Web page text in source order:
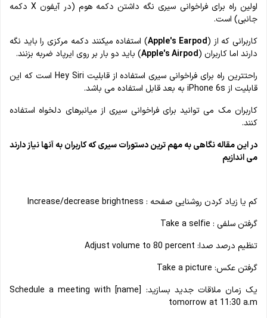
اولین راه برای فراخوانی سیری نگه داشتن دکمه هوم (در آیفون X دکمه
جانبی) است.
کاربرانی که از (Apple's Earpod) استفاده میکنند دکمه مرکزی را باید نگه
دارند اما کاربران (Apple's Airpod) باید دو بار بر روی ایرپاد ضربه بزنند.
راحتترین راه برای فراخوانی سیری استفاده از قابلیت Hey Siri است که این
قابلیت از iPhone 6s به بعد قابل استفاده می باشد.
کاربران مک می توانید برای فراخوانی سیری از میانبرهای دلخواه استفاده
کنند.
در این مقاله نگاهی به مهم ترین دستورات سیری که کاربران به آنها نیاز دارند
می اندازیم
کم یا زیاد کردن روشنایی صفحه : Increase/decrease brightness
گرفتن سلفی : Take a selfie
تنظیم درصد صدا: Adjust volume to 80 percent
گرفتن عکس: Take a picture
یک زمان ملاقات جدید بسازید: Schedule a meeting with [name]
tomorrow at 11:30 a.m